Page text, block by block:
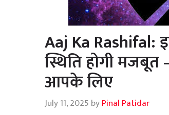
Aaj Ka Rashifal:
स्थिति होगी
आपके लिए
July 11, 2025 byPinal Patidar